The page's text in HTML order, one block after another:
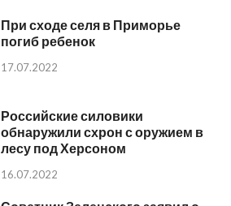
При сходе селя в Приморье
погиб ребенок
17.07.2022
Российские силовики
обнаружили схрон с оружием в
лесу под Херсоном
16.07.2022